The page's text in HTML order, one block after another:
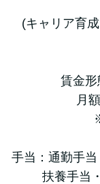
(キャリア育
賃金
月
手当：通勤手
扶養手当